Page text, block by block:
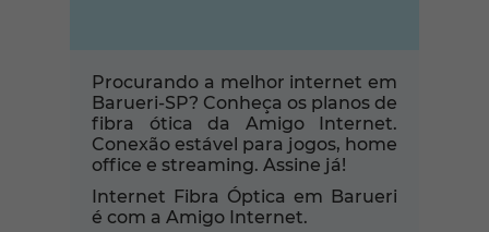
Procurando a melhor internet em
Barueri-SP? Conheça os planos de
fibra ótica da Amigo Internet.
Conexão estável para jogos, home
office e streaming. Assine já!
Internet Fibra Óptica em Barueri
é com a Amigo Internet.